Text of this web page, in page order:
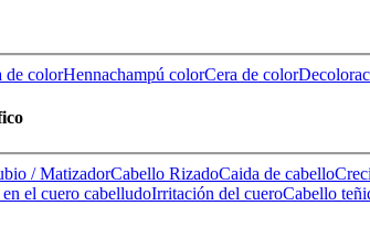
de colorHennachampú colorCera de color
/ MatizadorCabello RizadoCaida de cabello
el cuero cabelludoIrritación del cueroCabello